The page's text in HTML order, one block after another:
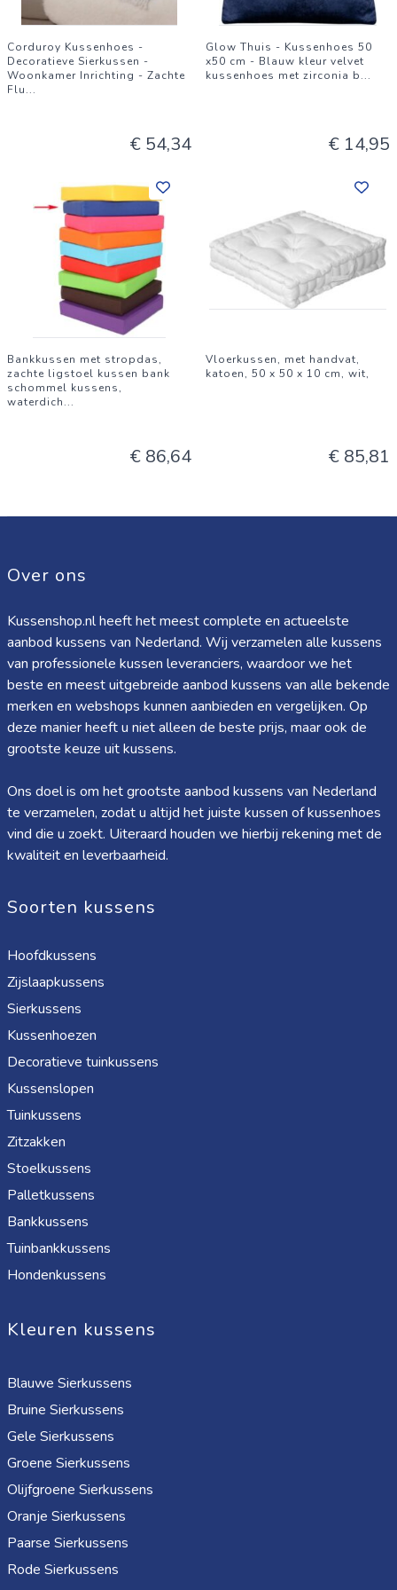
warm, in balans en oprecht mooi is. Kenmerken
Set van 2 handgeweven kilim kussenhoezen
Gespleten paneelontwerp, gedurfde brede verticale strepen
Warme amber goud, verbrande sinaasappel en diep rood
Koel grijs, room, stoffige roos en luchtblauw fijne streep
contrasterend paneel
Handgeweven natuurlijke wol constructie
Natuurlijke randafwerking
Kilimshop gemarkeerd geweven label
Verstopte rits sluiting
Afmetingen & Specificaties
Afmeting: ca. 45 x 45 cm (18 x 18)
Materiaal: Natuurlijke Wol
Bordeaux
Sluiting: Verstopte Rits
Zorg: Stomen aanbevolen
Corduroy Kussenhoes -
Decoratieve Sierkussen -
Woonkamer Inrichting - Zachte
Flu...
€ 54,34
Glow Thuis - Kussenhoes 50
x50 cm - Blauw kleur velvet
kussenhoes met zirconia b...
€ 14,95
Bankkussen met stropdas,
zachte ligstoel kussen bank
schommel kussens,
waterdich...
€ 86,64
Vloerkussen, met handvat,
katoen, 50 x 50 x 10 cm, wit,
€ 85,81
Over ons
Kussenshop.nl heeft het meest complete en actueelste
aanbod kussens van Nederland. Wij verzamelen alle kussens
van professionele kussen leveranciers, waardoor we het
beste en meest uitgebreide aanbod kussens van alle bekende
merken en webshops kunnen aanbieden en vergelijken. Op
deze manier heeft u niet alleen de beste prijs, maar ook de
grootste keuze uit kussens.
Ons doel is om het grootste aanbod kussens van Nederland
te verzamelen, zodat u altijd het juiste kussen of kussenhoes
vind die u zoekt. Uiteraard houden we hierbij rekening met de
kwaliteit en leverbaarheid.
Soorten kussens
Hoofdkussens
Zijslaapkussens
Sierkussens
Kussenhoezen
Decoratieve tuinkussens
Kussenslopen
Tuinkussens
Zitzakken
Stoelkussens
Palletkussens
Bankkussens
Tuinbankkussens
Hondenkussens
Kleuren kussens
Blauwe Sierkussens
Bruine Sierkussens
Gele Sierkussens
Groene Sierkussens
Olijfgroene Sierkussens
Oranje Sierkussens
Paarse Sierkussens
Rode Sierkussens